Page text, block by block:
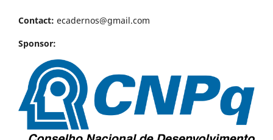
Contact: ecadernos@gmail.com
Sponsor: